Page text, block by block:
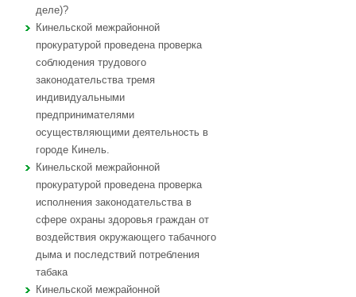
деле)?
Кинельской межрайонной
прокуратурой проведена проверка
соблюдения трудового
законодательства тремя
индивидуальными
предпринимателями
осуществляющими деятельность в
городе Кинель.
Кинельской межрайонной
прокуратурой проведена проверка
исполнения законодательства в
сфере охраны здоровья граждан от
воздействия окружающего табачного
дыма и последствий потребления
табака
Кинельской межрайонной